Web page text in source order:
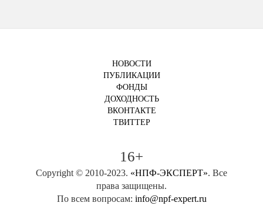
НОВОСТИ
ПУБЛИКАЦИИ
ФОНДЫ
ДОХОДНОСТЬ
ВКОНТАКТЕ
ТВИТТЕР
16+
Copyright © 2010-2023. «НПФ-ЭКСПЕРТ». Все
права защищены.
По всем вопросам: info@npf-expert.ru